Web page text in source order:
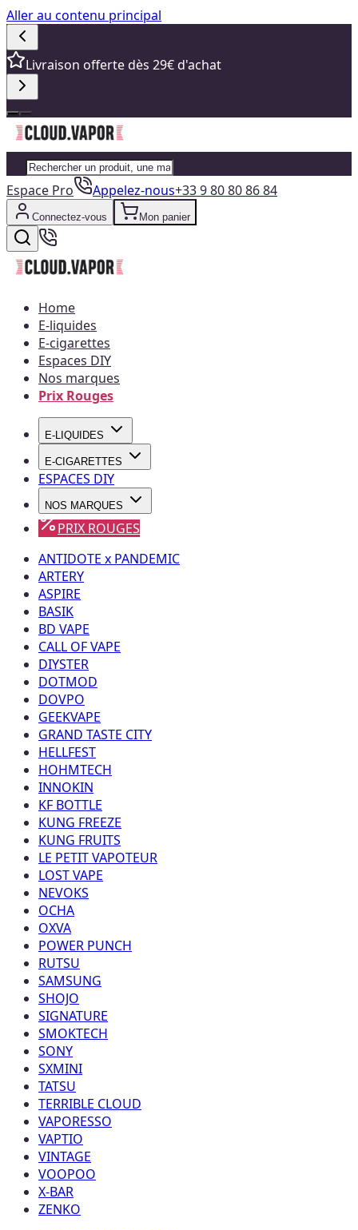
Aller au contenu principal
Livraison offerte dès 29€ d'achat
Espace Pro Appelez-nous+33 9 80 80 86 84
Connectez-vous Mon panier
Home
E-liquides
E-cigarettes
Espaces DIY
Nos marques
Prix Rouges
E-LIQUIDES
E-CIGARETTES
ESPACES DIY
NOS MARQUES
PRIX ROUGES
ANTIDOTE x PANDEMIC
ARTERY
ASPIRE
BASIK
BD VAPE
CALL OF VAPE
DIYSTER
DOTMOD
DOVPO
GEEKVAPE
GRAND TASTE CITY
HELLFEST
HOHMTECH
INNOKIN
KF BOTTLE
KUNG FREEZE
KUNG FRUITS
LE PETIT VAPOTEUR
LOST VAPE
NEVOKS
OCHA
OXVA
POWER PUNCH
RUTSU
SAMSUNG
SHOJO
SIGNATURE
SMOKTECH
SONY
SXMINI
TATSU
TERRIBLE CLOUD
VAPORESSO
VAPTIO
VINTAGE
VOOPOO
X-BAR
ZENKO